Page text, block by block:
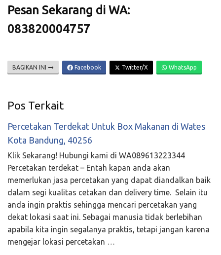
Pesan Sekarang di WA:
083820004757
BAGIKAN INI Facebook Twitter/X WhatsApp
Pos Terkait
Percetakan Terdekat Untuk Box Makanan di Wates
Kota Bandung, 40256
Klik Sekarang! Hubungi kami di WA089613223344
Percetakan terdekat – Entah kapan anda akan
memerlukan jasa percetakan yang dapat diandalkan baik
dalam segi kualitas cetakan dan delivery time. Selain itu
anda ingin praktis sehingga mencari percetakan yang
dekat lokasi saat ini. Sebagai manusia tidak berlebihan
apabila kita ingin segalanya praktis, tetapi jangan karena
mengejar lokasi percetakan …